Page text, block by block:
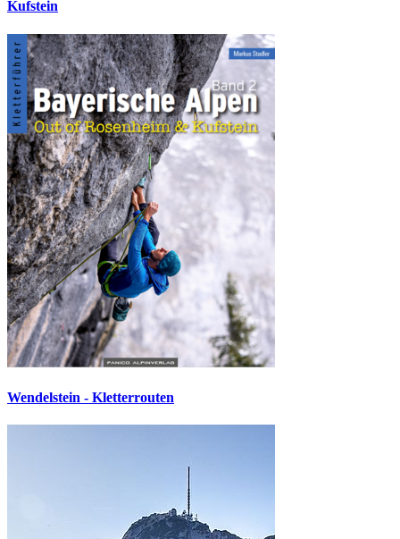
Kufstein
Wendelstein - Kletterrouten